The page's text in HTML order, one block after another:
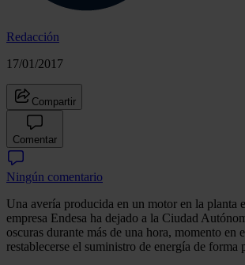
Redacción
17/01/2017
Compartir
Comentar
Ningún comentario
Una avería producida en un motor en la planta
empresa Endesa ha dejado a la Ciudad
oscuras durante más de una hora, momento en
restablecerse el suministro de energía de forma